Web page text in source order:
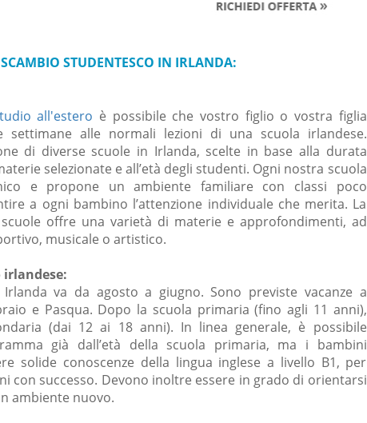
SCAMBIO STUDENTESCO IN IRLANDA:
all'estero è possibile che vostro figlio o vostra figlia
settimane alle normali lezioni di una scuola irlandese.
di diverse scuole in Irlanda, scelte in base alla durata
selezionate e all’età degli studenti. Ogni nostra scuola
e propone un ambiente familiare con classi poco
a ogni bambino l’attenzione individuale che merita. La
offre una varietà di materie e approfondimenti, ad
musicale o artistico.
irlandese:
Irlanda va da agosto a giugno. Sono previste vacanze a
e Pasqua. Dopo la scuola primaria (fino agli 11 anni),
(dai 12 ai 18 anni). In linea generale, è possibile
già dall’età della scuola primaria, ma i bambini
solide conoscenze della lingua inglese a livello B1, per
con successo. Devono inoltre essere in grado di orientarsi
ambiente nuovo.